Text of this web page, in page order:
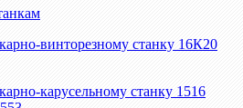
винторезному станку 16К20
карусельному станку 1516